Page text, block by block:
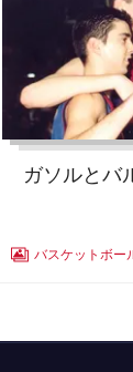
news
ガソルとバ
LABEL.ARIA.GALLERY
バスケットボー